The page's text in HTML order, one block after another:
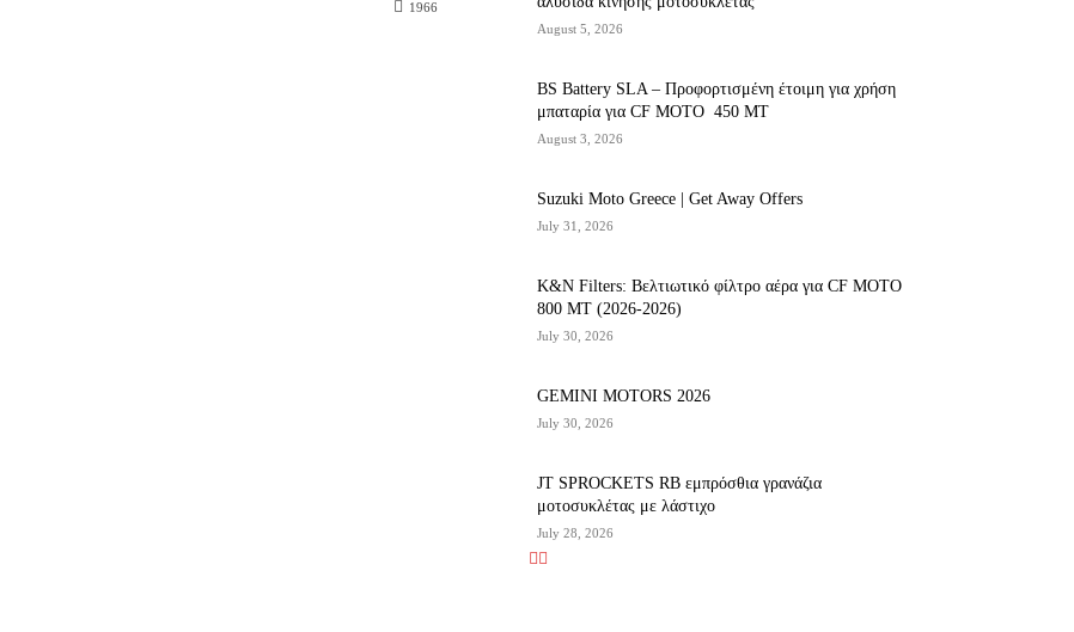
1966
August 5, 2026
BS Battery SLA – Προφορτισμένη έτοιμη για χρήση
μπαταρία για CF MOTO 450 MT
August 3, 2026
Suzuki Moto Greece | Get Away Offers
July 31, 2026
K&N Filters: Βελτιωτικό φίλτρο αέρα για CF ΜΟΤΟ
800 ΜΤ (2026-2026)
July 30, 2026
GEMINI MOTORS 2026
July 30, 2026
JT SPROCKETS RB εμπρόσθια γρανάζια
μοτοσυκλέτας με λάστιχο
July 28, 2026